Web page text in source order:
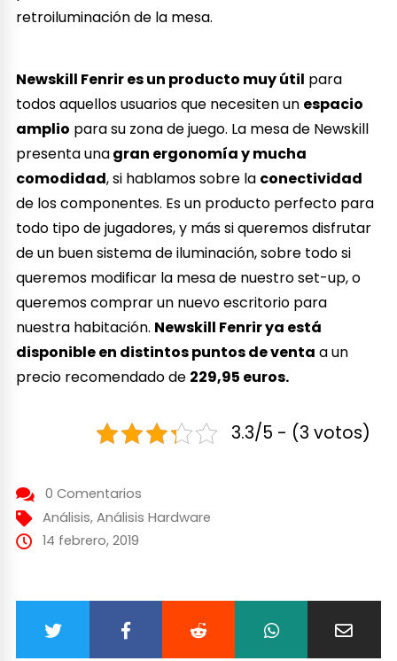
retroiluminación de la mesa.
Newskill Fenrir es un producto muy útil para
todos aquellos usuarios que necesiten un espacio
amplio para su zona de juego. La mesa de Newskill
presenta unagran ergonomía y mucha
comodidad, si hablamos sobre la conectividad
de los componentes. Es un producto perfecto para
todo tipo de jugadores, y más si queremos disfrutar
de un buen sistema de iluminación, sobre todo si
queremos modificar la mesa de nuestro set-up, o
queremos comprar un nuevo escritorio para
nuestra habitación. Newskill Fenrir ya está
disponible en distintos puntos de venta a un
precio recomendado de 229,95 euros.
3.3/5 - (3 votos)
0 Comentarios
Análisis, Análisis Hardware
14 febrero, 2019